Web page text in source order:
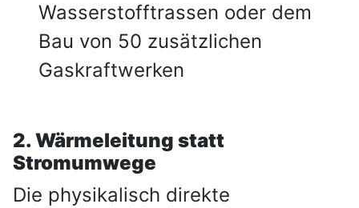
Wasserstofftrassen oder dem
Bau von 50 zusätzlichen
Gaskraftwerken
2. Wärmeleitung statt
Stromumwege
Die physikalisch direkte